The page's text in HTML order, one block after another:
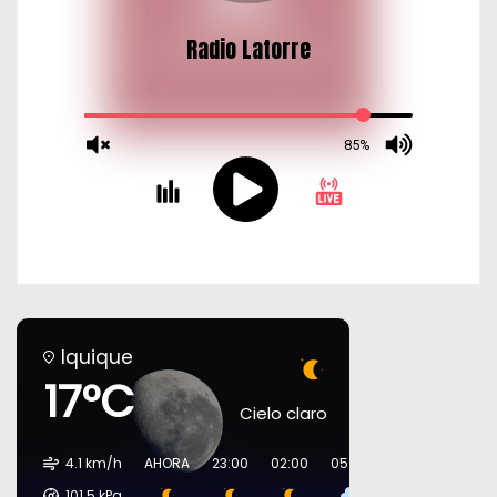
Iquique
17°C Cielo claro
4.1 km/h
AHORA 23:00 02:00 05:00